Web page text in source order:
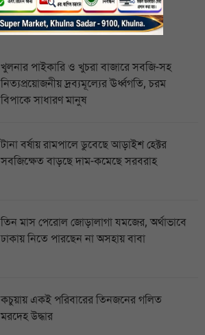
খুলনার পাইকারি ও খুচরা বাজারে সবজি-সহ
নিত্যপ্রয়োজনীয় দ্রব্যমূল্যের ঊর্ধ্বগতি, চরম
বিপাকে সাধারণ মানুষ
টানা বর্ষায় রামপালে ডুবেছে আড়াইশ হেক্টর
সবজিক্ষেত বাড়ছে দাম-কমেছে সরবরাহ
তিন মাস পেরোল জোড়ালাগা যমজের, অর্থাভাবে
ঢাকায় নিতে পারছেন না অসহায় বাবা
কচুয়ায় একই পরিবারের তিনজনের গলিত
মরদেহ উদ্ধার